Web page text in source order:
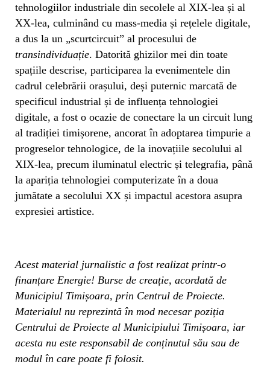
tehnologiilor industriale din secolele al XIX-lea și al
XX-lea, culminând cu mass-media și rețelele digitale,
a dus la un „scurtcircuit” al procesului de
transindividuație. Datorită ghizilor mei din toate
spațiile descrise, participarea la evenimentele din
cadrul celebrării orașului, deși puternic marcată de
specificul industrial și de influența tehnologiei
digitale, a fost o ocazie de conectare la un circuit lung
al tradiției timișorene, ancorat în adoptarea timpurie a
progreselor tehnologice, de la inovațiile secolului al
XIX-lea, precum iluminatul electric și telegrafia, până
la apariția tehnologiei computerizate în a doua
jumătate a secolului XX și impactul acestora asupra
expresiei artistice.
Acest material jurnalistic a fost realizat printr-o
finanțare Energie! Burse de creație, acordată de
Municipiul Timișoara, prin Centrul de Proiecte.
Materialul nu reprezintă în mod necesar poziția
Centrului de Proiecte al Municipiului Timișoara, iar
acesta nu este responsabil de conținutul său sau de
modul în care poate fi folosit.